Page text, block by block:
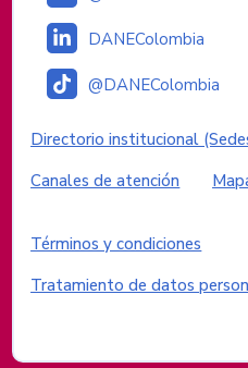
DANEColombia
@DANEColombia
Enlaces
Directorio institucional
Canales de atención
Enlaces del sitio
Términos y condiciones
Tratamiento de datos